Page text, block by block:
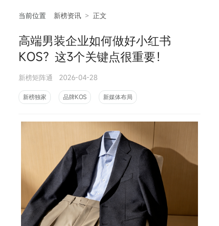
当前位置 新榜资讯 > 正文
高端男装企业如何做好小红书
KOS？这3个关键点很重要！
新榜矩阵通 2026-04-28
新榜独家 品牌KOS 新媒体布局